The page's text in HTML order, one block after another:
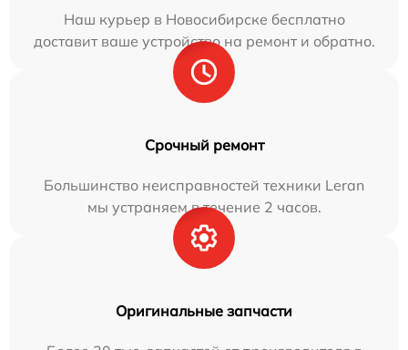
Наш курьер в Новосибирске бесплатно
доставит ваше устройство на ремонт и обратно.
Срочный ремонт
Большинство неисправностей техники Leran
мы устраняем в течение 2 часов.
Оригинальные запчасти